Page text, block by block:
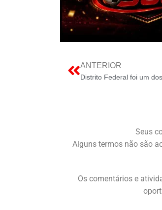
ANTERIOR
Seus
Alguns termos não são
Os comentários e